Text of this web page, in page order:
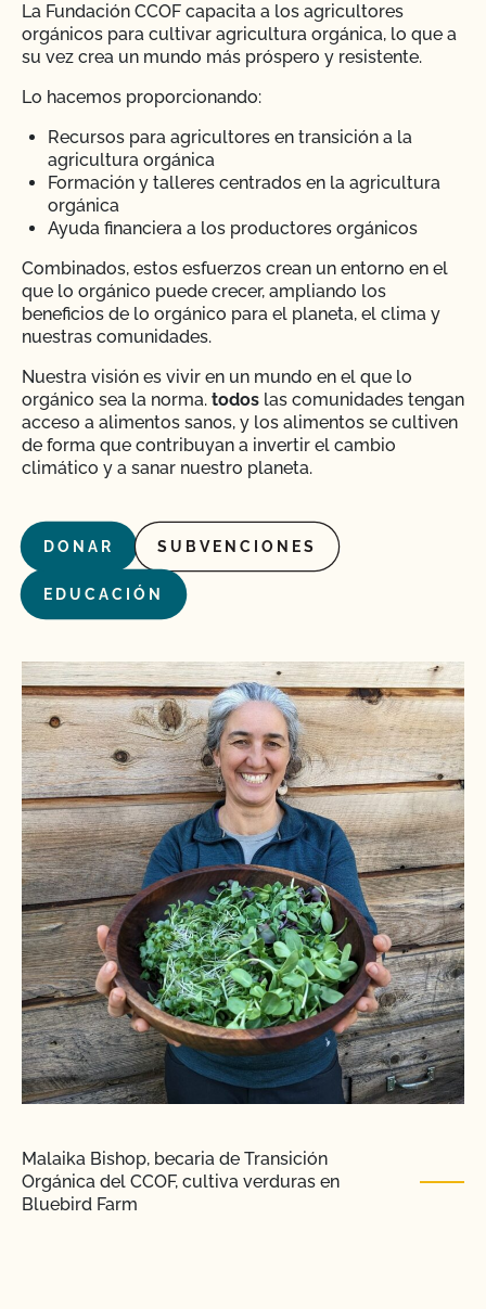
La Fundación CCOF capacita a los agricultores
orgánicos para cultivar agricultura orgánica, lo que a
su vez crea un mundo más próspero y resistente.
Lo hacemos proporcionando:
Recursos para agricultores en transición a la
agricultura orgánica
Formación y talleres centrados en la agricultura
orgánica
Ayuda financiera a los productores orgánicos
Combinados, estos esfuerzos crean un entorno en el
que lo orgánico puede crecer, ampliando los
beneficios de lo orgánico para el planeta, el clima y
nuestras comunidades.
Nuestra visión es vivir en un mundo en el que lo
orgánico sea la norma. todos las comunidades tengan
acceso a alimentos sanos, y los alimentos se cultiven
de forma que contribuyan a invertir el cambio
climático y a sanar nuestro planeta.
DONAR SUBVENCIONES
EDUCACIÓN
Malaika Bishop, becaria de Transición
Orgánica del CCOF, cultiva verduras en
Bluebird Farm